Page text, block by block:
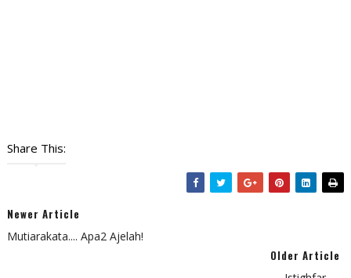
Share This:
Newer Article
Mutiarakata.... Apa2 Ajelah!
Older Article